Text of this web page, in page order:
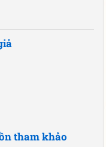
tham khảo